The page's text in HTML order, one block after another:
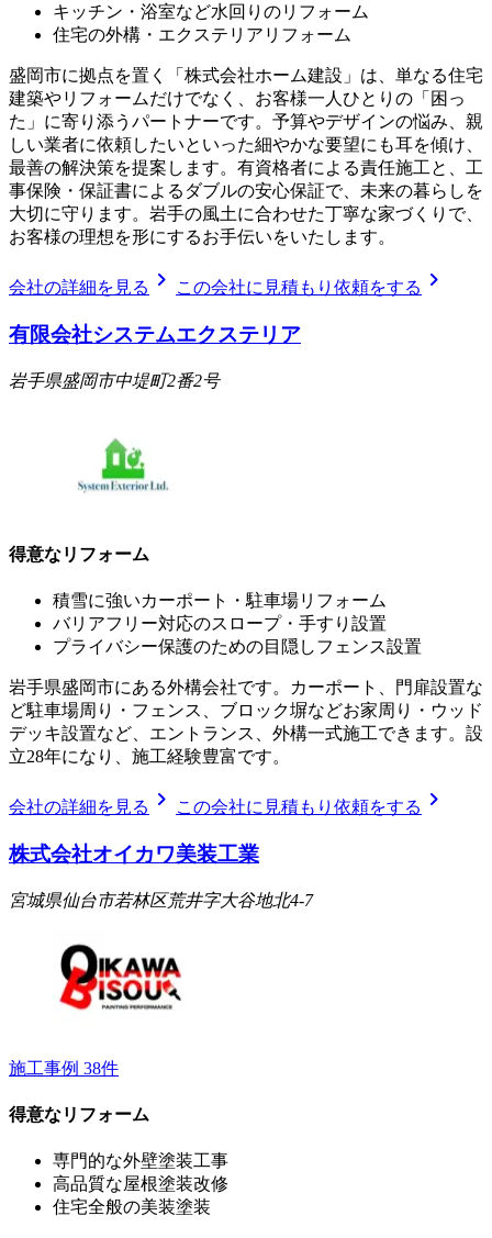
キッチン・浴室など水回りのリフォーム
住宅の外構・エクステリアリフォーム
盛岡市に拠点を置く「株式会社ホーム建設」は、単なる住宅
建築やリフォームだけでなく、お客様一人ひとりの「困っ
た」に寄り添うパートナーです。予算やデザインの悩み、親
しい業者に依頼したいといった細やかな要望にも耳を傾け、
最善の解決策を提案します。有資格者による責任施工と、工
事保険・保証書によるダブルの安心保証で、未来の暮らしを
大切に守ります。岩手の風土に合わせた丁寧な家づくりで、
お客様の理想を形にするお手伝いをいたします。
会社の詳細を見る chevron_right この会社に見積もり依頼をする chevron_right
有限会社システムエクステリア
岩手県盛岡市中堤町2番2号
得意なリフォーム
積雪に強いカーポート・駐車場リフォーム
バリアフリー対応のスロープ・手すり設置
プライバシー保護のための目隠しフェンス設置
岩手県盛岡市にある外構会社です。カーポート、門扉設置な
ど駐車場周り・フェンス、ブロック塀などお家周り・ウッド
デッキ設置など、エントランス、外構一式施工できます。設
立28年になり、施工経験豊富です。
会社の詳細を見る chevron_right この会社に見積もり依頼をする chevron_right
株式会社オイカワ美装工業
宮城県仙台市若林区荒井字大谷地北4-7
施工事例 38件
得意なリフォーム
専門的な外壁塗装工事
高品質な屋根塗装改修
住宅全般の美装塗装